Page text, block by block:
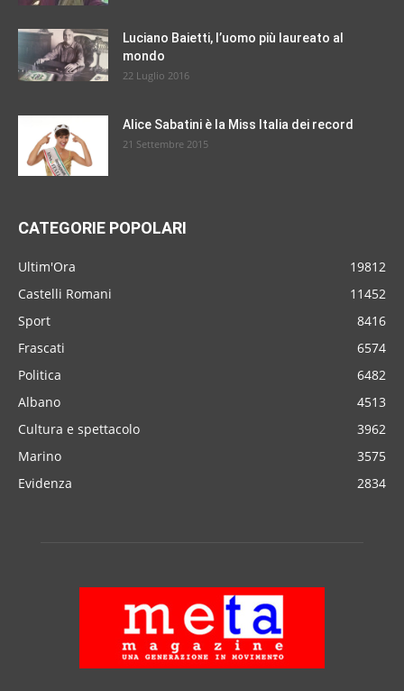
Luciano Baietti, l’uomo più laureato al
mondo
22 Luglio 2016
Alice Sabatini è la Miss Italia dei record
21 Settembre 2015
CATEGORIE POPOLARI
Ultim'Ora
19812
Castelli Romani
11452
Sport
8416
Frascati
6574
Politica
6482
Albano
4513
Cultura e spettacolo
3962
Marino
3575
Evidenza
2834